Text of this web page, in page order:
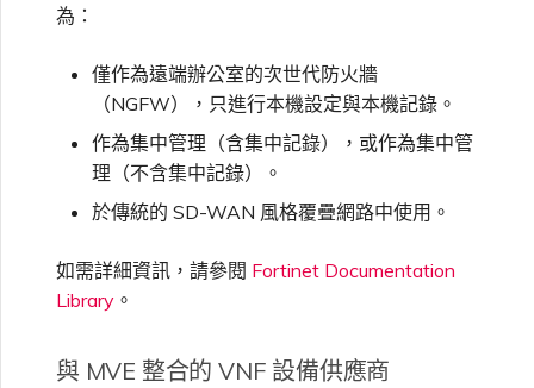
為：
僅作為遠端辦公室的次世代防火牆
（NGFW），只進行本機設定與本機記錄。
作為集中管理（含集中記錄），或作為集中管
理（不含集中記錄）。
於傳統的 SD-WAN 風格覆疊網路中使用。
如需詳細資訊，請參閱 Fortinet Documentation
Library 。
與 MVE 整合的 VNF 設備供應商